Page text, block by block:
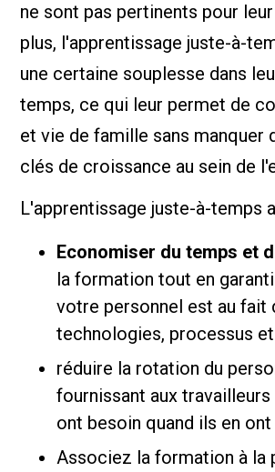
ne sont pas pertinents pour
plus, l'apprentissage juste-à-
une certaine souplesse dans
temps, ce qui leur permet de
et vie de famille sans manquer
clés de croissance au sein de
L'apprentissage juste-à-temps
Economiser du temps et
la formation tout en
votre personnel est au fait
technologies, processus
réduire la rotation du
fournissant aux
ont besoin quand ils en
Associez la formation à la